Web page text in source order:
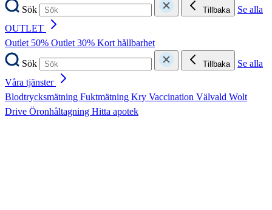
Sök
Tillbaka
Se alla
OUTLET
Outlet 50% Outlet 30% Kort hållbarhet
Sök
Tillbaka
Se alla
Våra tjänster
Blodtrycksmätning Fuktmätning Kry Vaccination Välvald Wolt
Drive Öronhåltagning Hitta apotek